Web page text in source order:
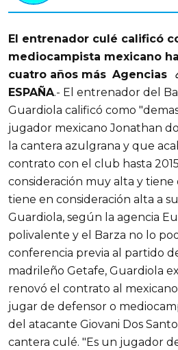
El entrenador culé calificó
mediocampista mexicano
cuatro años más Agencias
ESPAÑA.- El entrenador del
Guardiola calificó como
jugador mexicano Jonathan
la cantera azulgrana y que
contrato con el club hasta
consideración muy alta y tiene
tiene en consideración alta a
Guardiola, según la agencia
polivalente y el Barza no lo
conferencia previa al partido
madrileño Getafe, Guardiola
renovó el contrato al
jugar de defensor o
del atacante Giovani Dos
cantera culé. "Es un jugador